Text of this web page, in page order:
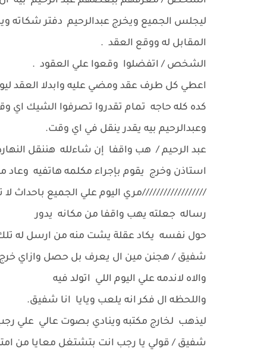
ليجلس الجميع ويخرج عبدالرحيم دفتر شكاته
المقابل له ووقع العقد .
الشخص / اتفضلوا وقعوا علي العقود .
اعطي كل طرف عقد ومضي عليه وابدلا العقد
كده كله حاجه تمام تقدروا تصرفوا الشيك اي
وعبدالرحيم بيه يقدر ينقل في اي وقت.
عبد الرحيم / هب واقفا إن شاءلله هننقل
استاذن وخرج يقوم بإجراء مكلمه هاتفيه وعاد
//////////////////مري اليوم علي الجميع باحداث
رساله جعلته يهب واقفا من مكانه يدور
حول نفسه يكاد عقلة يشت منه من ارسل له
شفيق / هجنن مين ال يعرف بل حصل وازاي خرج
والاه لاندمه علي اليوم اللي اتولد فيه
واللحظه ال فكر انه يلعب ويايا انا شفيق.
ليذهب لخارج مكتبه وينادي بصوت عالي علي رجب
شفيق / قولي يا رجب انت بتشتغل معايا من